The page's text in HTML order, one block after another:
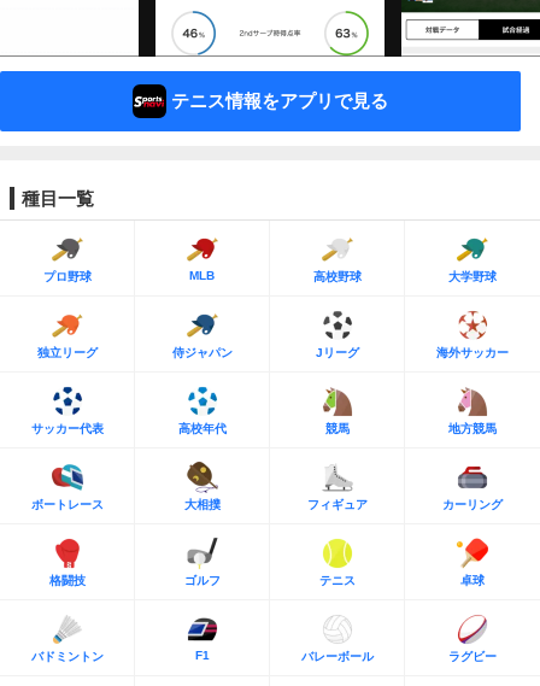
テニス情報をアプリで見る
種目一覧
プロ野球 MLB 高校野球 大学野球
独立リーグ 侍ジャパン Jリーグ 海外サッカー
サッカー代表 高校年代 競馬 地方競馬
ボートレース 大相撲 フィギュア カーリング
格闘技 ゴルフ テニス 卓球
バドミントン F1 バレーボール ラグビー